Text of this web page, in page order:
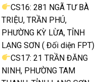
CS16: 281 NGÃ TƯ BÀ
TRIỆU, TRẦN PHÚ,
PHƯỜNG KỲ LỪA, TỈNH
LẠNG SƠN ( Đối diện FPT)
CS17: 21 TRẦN ĐĂNG
NINH, PHƯỜNG TAM